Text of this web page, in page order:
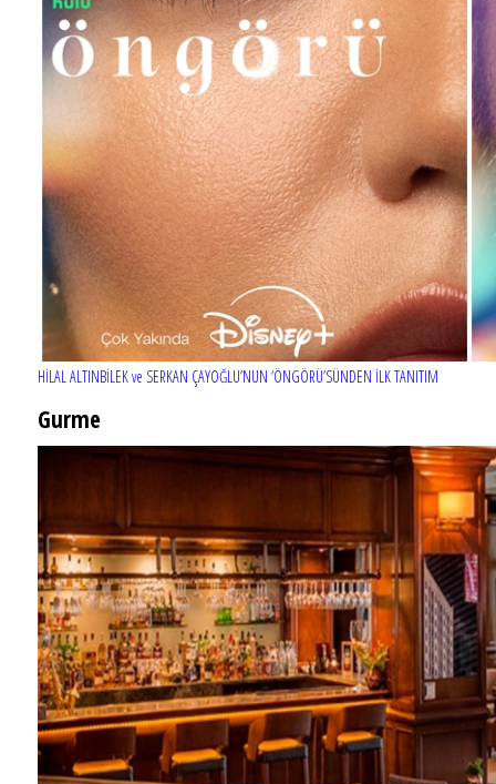
HİLAL ALTINBİLEK ve SERKAN ÇAYOĞLU’NUN ‘ÖNGÖRÜ’SÜNDEN İLK TANITIM
Gurme
EĞLENCE HAYATINA YENİ SOLUK: Gabbro Dream Theatre